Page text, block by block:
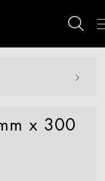
x 300